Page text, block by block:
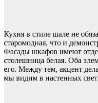
Кухня в стиле шале не
старомодная, что и
Фасады шкафов имеют
столешница белая. Оба
его. Между тем, акцент
мы видим в настенных